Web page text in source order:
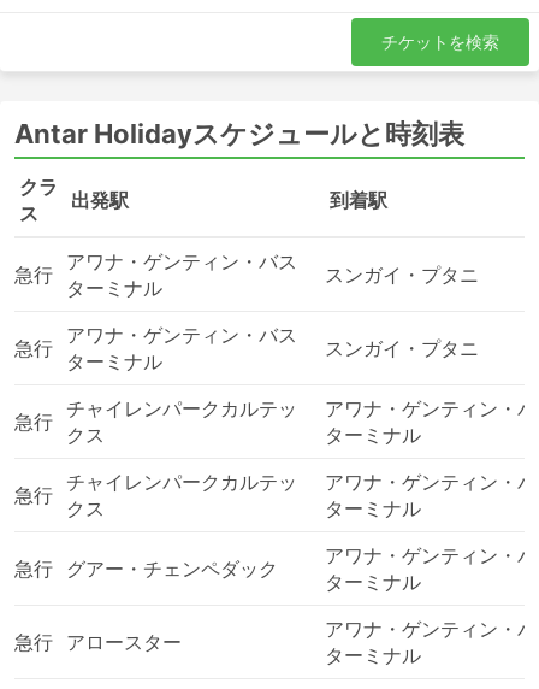
チケットを検索
Antar Holidayスケジュールと時刻表
クラ
ス
出発駅 到着駅
急行
アワナ・ゲンティン・バス
ターミナル
スンガイ・プタニ
急行
アワナ・ゲンティン・バス
ターミナル
スンガイ・プタニ
急行
チャイレンパークカルテッ
クス
アワナ・ゲンティン・
ターミナル
急行
チャイレンパークカルテッ
クス
アワナ・ゲンティン・
ターミナル
急行 グアー・チェンペダック
アワナ・ゲンティン・
ターミナル
急行 アロースター
アワナ・ゲンティン・
ターミナル